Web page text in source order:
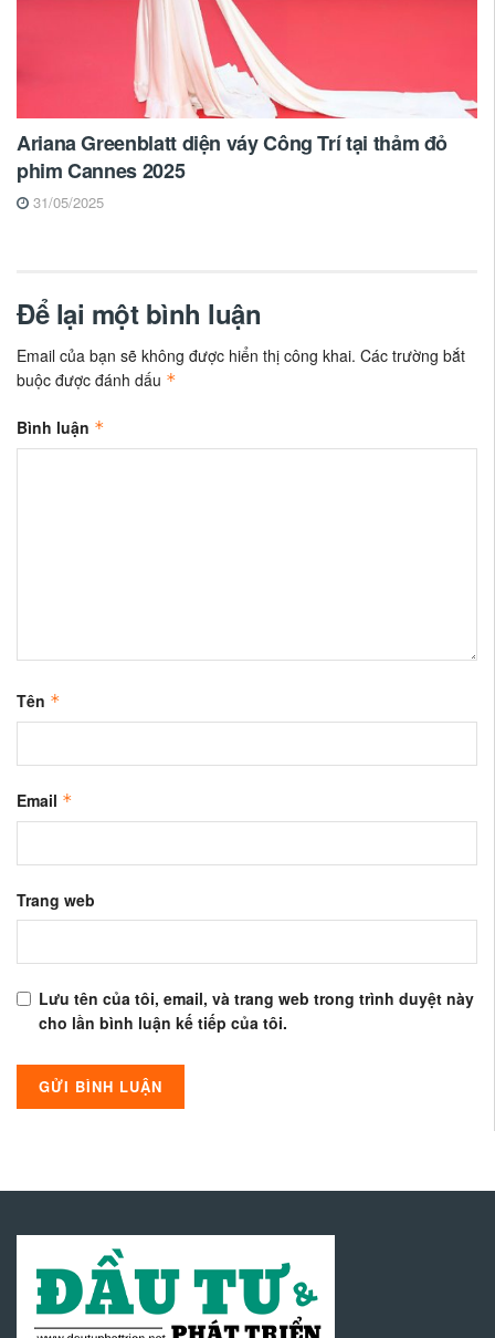
Ariana Greenblatt diện váy Công Trí tại thảm đỏ
phim Cannes 2025
31/05/2025
Để lại một bình luận
Email của bạn sẽ không được hiển thị công khai. Các trường bắt
buộc được đánh dấu *
Bình luận *
Tên *
Email *
Trang web
Lưu tên của tôi, email, và trang web trong trình duyệt này
cho lần bình luận kế tiếp của tôi.